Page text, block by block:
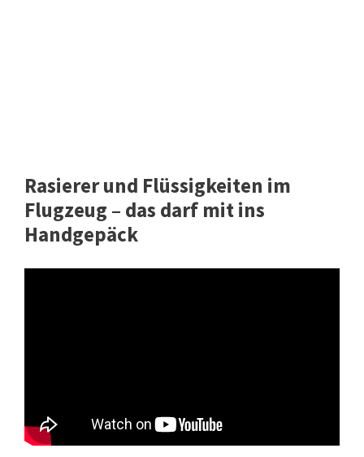
Rasierer und Flüssigkeiten im
Flugzeug – das darf mit ins
Handgepäck